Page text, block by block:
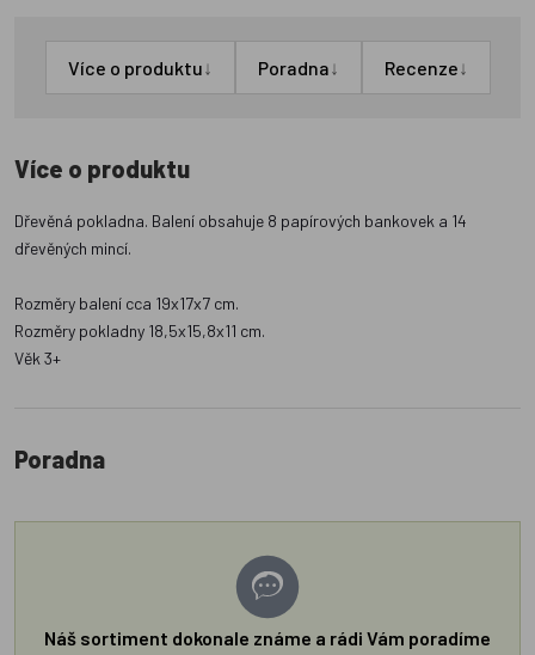
Více o produktu↓ Poradna↓ Recenze↓
Více o produktu
Dřevěná pokladna. Balení obsahuje 8 papírových bankovek a 14
dřevěných mincí.
Rozměry balení cca 19x17x7 cm.
Rozměry pokladny 18,5x15,8x11 cm.
Věk 3+
Poradna
Náš sortiment dokonale známe a rádi Vám poradíme